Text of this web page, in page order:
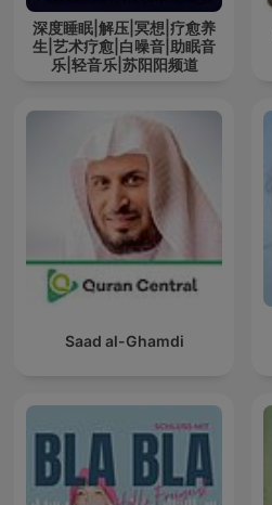
深度睡眠|解压|冥想|疗愈养
生|艺术疗愈|白噪音|助眠音
乐|轻音乐|苏阳阳频道
Saad al-Ghamdi